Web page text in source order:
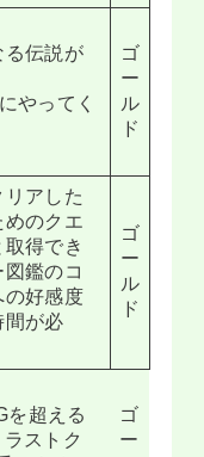
る伝説が
やってく
ゴ
ー
ル
ド
アした
めのクエ
得でき
鑑のコ
の好感度
間が必
ゴ
ー
ル
ド
を超える
ストク
ゴ
ー